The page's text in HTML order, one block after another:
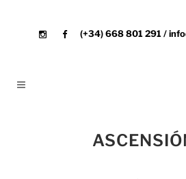
(+34) 668 801 291 /